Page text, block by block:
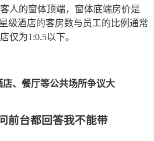
人的窗体顶端，窗体底端房价是
级酒店的客房数与员工的比例通常
仅为1:0.5以下。
、餐厅等公共场所争议大
前台都回答我不能带